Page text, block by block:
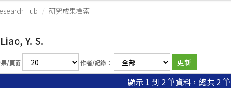
Hub 研究成果檢索
Liao, Y. S.
/頁面 作者/紀錄：
顯示 1 到 2 筆資料，總共 2 筆